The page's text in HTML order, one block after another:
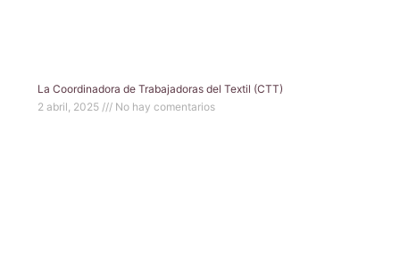
La Coordinadora de Trabajadoras del Textil (CTT)
2 abril, 2025
No hay comentarios